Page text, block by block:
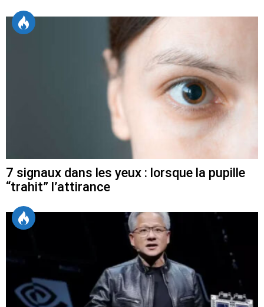
7 signaux dans les yeux : lorsque la pupille
“trahit” l’attirance